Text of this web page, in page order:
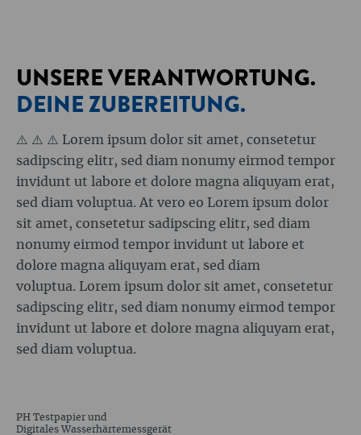
UNSERE VERANTWORTUNG.
DEINE ZUBEREITUNG.
⚠️ ⚠️ ⚠️
Lorem ipsum dolor sit amet, consetetur
sadipscing elitr, sed diam nonumy eirmod tempor
invidunt ut labore et dolore magna aliquyam erat,
sed diam voluptua. At vero eo Lorem ipsum dolor
sit amet, consetetur sadipscing elitr, sed diam
nonumy eirmod tempor invidunt ut labore et
dolore magna aliquyam erat, sed diam
voluptua. Lorem ipsum dolor sit amet, consetetur
sadipscing elitr, sed diam nonumy eirmod tempor
invidunt ut labore et dolore magna aliquyam erat,
sed diam voluptua.
PH Testpapier und
Digitales Wasserhärtemessgerät